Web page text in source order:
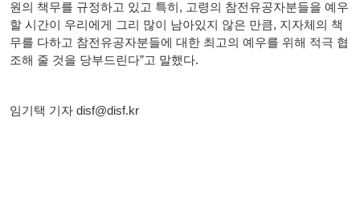
원의 책무를 규정하고 있고 특히, 고령의 참전유공자분들을 예우
할 시간이 우리에게 그리 많이 남아있지 않은 만큼, 지자체의 책
무를 다하고 참전유공자분들에 대한 최고의 예우를 위해 적극 협
조해 줄 것을 당부드린다”고 말했다.
임기택 기자 disf@disf.kr